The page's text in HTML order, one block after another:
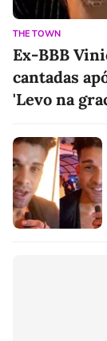
THE TOWN
Ex-BBB
cantadas
'Levo na